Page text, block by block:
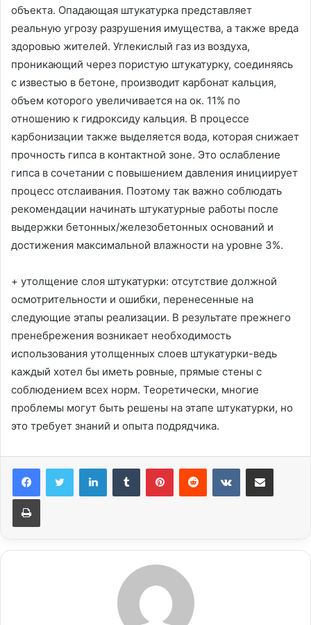
объекта. Опадающая штукатурка представляет
реальную угрозу разрушения имущества, а также вреда
здоровью жителей. Углекислый газ из воздуха,
проникающий через пористую штукатурку, соединяясь
с известью в бетоне, производит карбонат кальция,
объем которого увеличивается на ок. 11% по
отношению к гидроксиду кальция. В процессе
карбонизации также выделяется вода, которая снижает
прочность гипса в контактной зоне. Это ослабление
гипса в сочетании с повышением давления инициирует
процесс отслаивания. Поэтому так важно соблюдать
рекомендации начинать штукатурные работы после
выдержки бетонных/железобетонных оснований и
достижения максимальной влажности на уровне 3%.
+ утолщение слоя штукатурки: отсутствие должной
осмотрительности и ошибки, перенесенные на
следующие этапы реализации. В результате прежнего
пренебрежения возникает необходимость
использования утолщенных слоев штукатурки-ведь
каждый хотел бы иметь ровные, прямые стены с
соблюдением всех норм. Теоретически, многие
проблемы могут быть решены на этапе штукатурки, но
это требует знаний и опыта подрядчика.
LinkedInTumblr PinterestReddit ВконтактеПоделиться через электронную почту
Печатать